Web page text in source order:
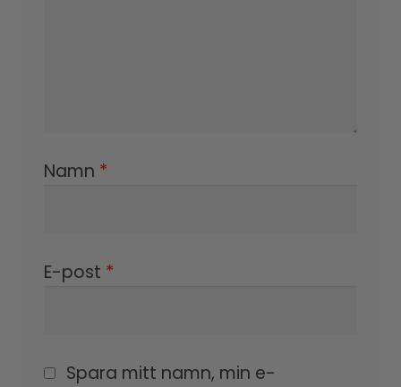
Namn *
E-post *
Spara mitt namn, min e-